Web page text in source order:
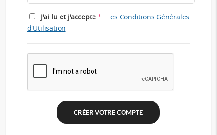
J'ai lu et j'accepte *
Les Conditions Générales
d'Utilisation